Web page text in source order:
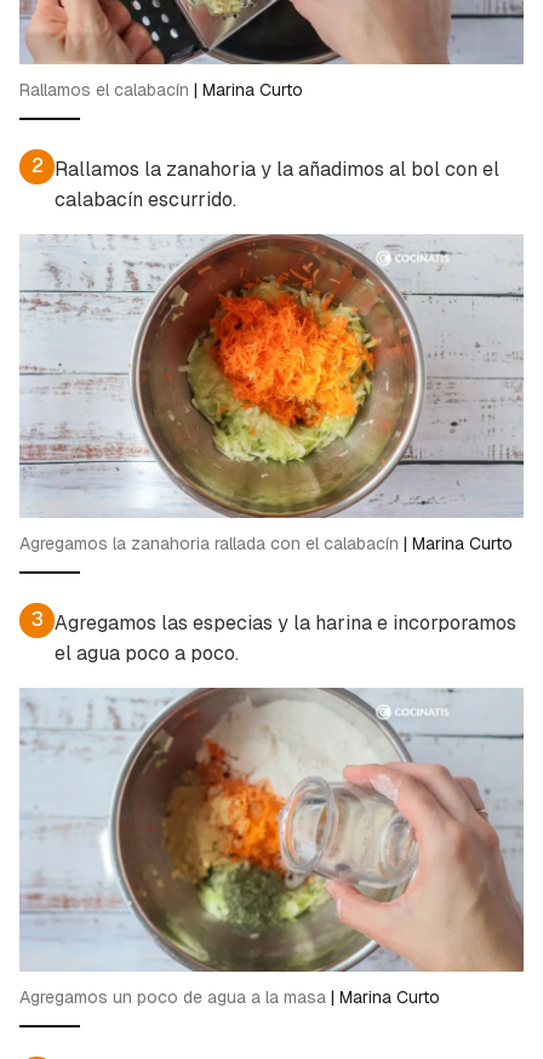
Guardar como favorito
Para poder guardar como favorito, primero has
de iniciar sesión con tu cuenta de Cocinatis.
INICIAR SESIÓN CANCELAR
Rallamos el calabacín | Marina Curto
2 Rallamos la zanahoria y la añadimos al bol con el
calabacín escurrido.
Agregamos la zanahoria rallada con el calabacín | Marina Curto
3 Agregamos las especias y la harina e incorporamos
el agua poco a poco.
Agregamos un poco de agua a la masa | Marina Curto
Contenido enviado
Gracias por suscribirte a nuestro boletín.